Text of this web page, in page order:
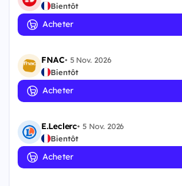
Bientôt
Acheter
FNAC• 5 Nov. 2026
Bientôt
Acheter
E.Leclerc•5 Nov. 2026
Bientôt
Acheter